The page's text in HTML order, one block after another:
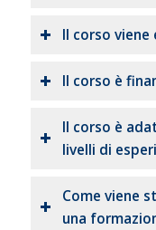
Il corso viene
Il corso è
Il corso è
livelli di
Come viene
una